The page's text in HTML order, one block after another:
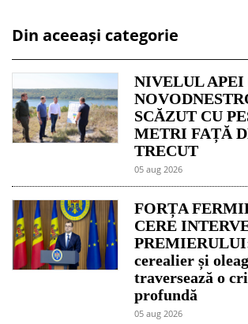
Din aceeași categorie
NIVELUL APEI
SCĂZUT CU
METRI FAȚĂ
TRECUT
05 aug 2026
FORȚA
CERE
cerealier și
traversează o
profundă
05 aug 2026